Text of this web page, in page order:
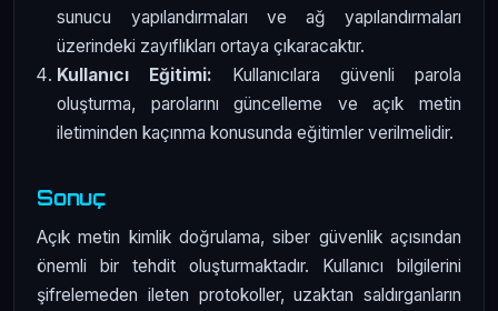
sunucu yapılandırmaları ve ağ yapılandırmaları
üzerindeki zayıflıkları ortaya çıkaracaktır.
Kullanıcı Eğitimi: Kullanıcılara güvenli parola
oluşturma, parolarını güncelleme ve açık metin
iletiminden kaçınma konusunda eğitimler verilmelidir.
Sonuç
Açık metin kimlik doğrulama, siber güvenlik açısından
önemli bir tehdit oluşturmaktadır. Kullanıcı bilgilerini
şifrelemeden ileten protokoller, uzaktan saldırganların